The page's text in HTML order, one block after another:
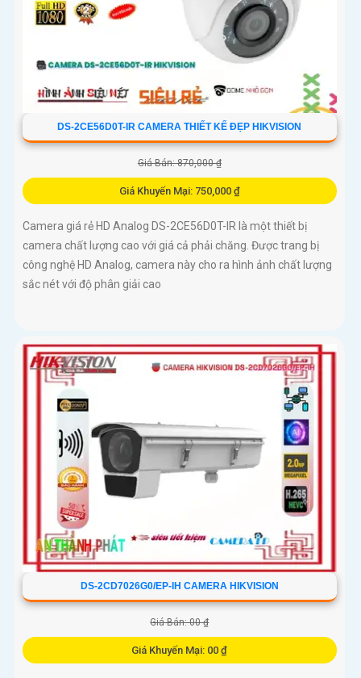
DS-2CE56D0T-IR CAMERA THIẾT KẾ ĐẸP HIKVISION
Giá Bán: 870,000 ₫
Giá Khuyến Mại: 750,000 ₫
Camera giá rẻ HD Analog DS-2CE56D0T-IR là một thiết bị
camera chất lượng cao với giá cả phải chăng. Được trang bị
công nghệ HD Analog, camera này cho ra hình ảnh chất lượng
sắc nét với độ phân giải cao
DS-2CD7026G0/EP-IH CAMERA HIKVISION
Giá Bán: 00 ₫
Giá Khuyến Mại: 00 ₫